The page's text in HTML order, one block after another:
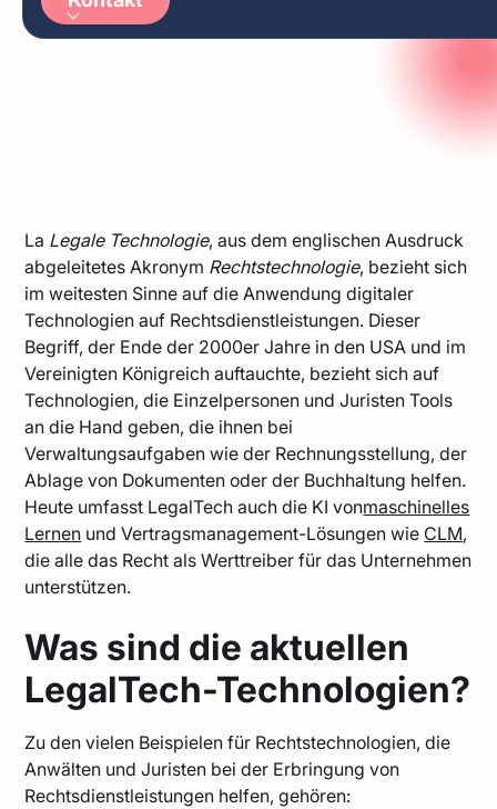
Arabic
German
La Legale Technologie, aus dem englischen Ausdruck
abgeleitetes Akronym Rechtstechnologie, bezieht sich
im weitesten Sinne auf die Anwendung digitaler
Technologien auf Rechtsdienstleistungen. Dieser
Begriff, der Ende der 2000er Jahre in den USA und im
Vereinigten Königreich auftauchte, bezieht sich auf
Technologien, die Einzelpersonen und Juristen Tools
an die Hand geben, die ihnen bei
Verwaltungsaufgaben wie der Rechnungsstellung, der
Ablage von Dokumenten oder der Buchhaltung helfen.
Heute umfasst LegalTech auch die KI vonmaschinelles
Lernen und Vertragsmanagement-Lösungen wie CLM,
die alle das Recht als Werttreiber für das Unternehmen
unterstützen.
Was sind die aktuellen
LegalTech-Technologien?
Zu den vielen Beispielen für Rechtstechnologien, die
Anwälten und Juristen bei der Erbringung von
Rechtsdienstleistungen helfen, gehören: